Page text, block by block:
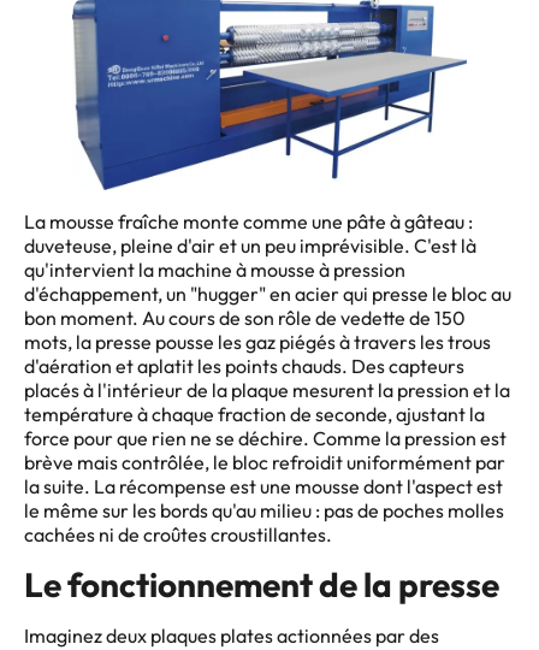
La mousse fraîche monte comme une pâte à gâteau :
duveteuse, pleine d'air et un peu imprévisible. C'est là
qu'intervient la machine à mousse à pression
d'échappement, un "hugger" en acier qui presse le bloc au
bon moment. Au cours de son rôle de vedette de 150
mots, la presse pousse les gaz piégés à travers les trous
d'aération et aplatit les points chauds. Des capteurs
placés à l'intérieur de la plaque mesurent la pression et la
température à chaque fraction de seconde, ajustant la
force pour que rien ne se déchire. Comme la pression est
brève mais contrôlée, le bloc refroidit uniformément par
la suite. La récompense est une mousse dont l'aspect est
le même sur les bords qu'au milieu : pas de poches molles
cachées ni de croûtes croustillantes.
Le fonctionnement de la presse
Imaginez deux plaques plates actionnées par des